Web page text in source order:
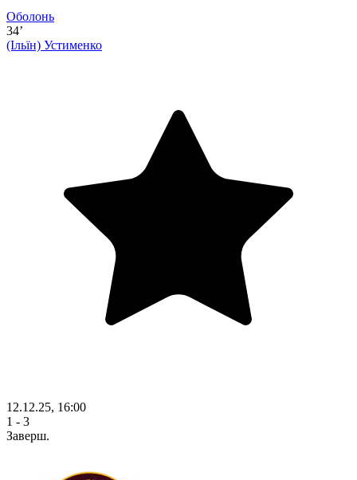
Оболонь
34’
(Ільїн) Устименко
12.12.25, 16:00
1 - 3
Заверш.